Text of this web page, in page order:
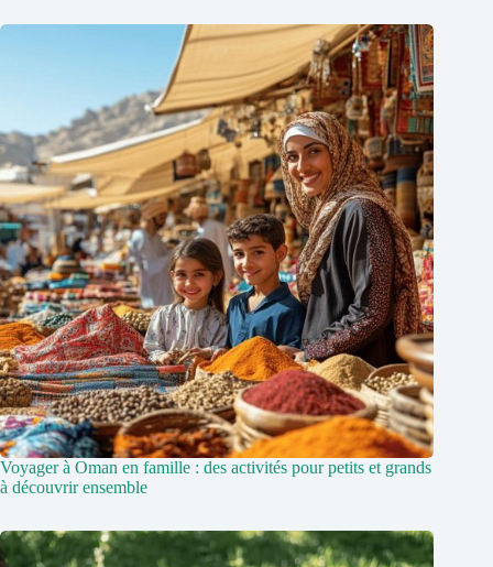
Voyager à Oman en famille : des activités pour petits et grands
à découvrir ensemble